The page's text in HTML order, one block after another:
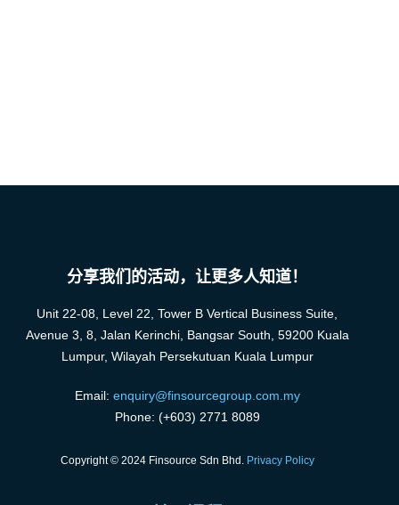
分享我们的活动，让更多人知道！
Unit 22-08, Level 22, Tower B Vertical Business Suite,
Avenue 3, 8, Jalan Kerinchi, Bangsar South, 59200 Kuala
Lumpur, Wilayah Persekutuan Kuala Lumpur
Email: enquiry@finsourcegroup.com.my
Phone: (+603) 2771 8089
Copyright © 2024 Finsource Sdn Bhd. Privacy Policy